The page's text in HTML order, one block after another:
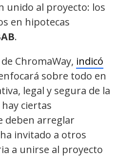
unido al proyecto: los
en hipotecas
.
de ChromaWay, indicó
sobre todo en
legal y segura de la
ciertas
deben arreglar
invitado a otros
a unirse al proyecto